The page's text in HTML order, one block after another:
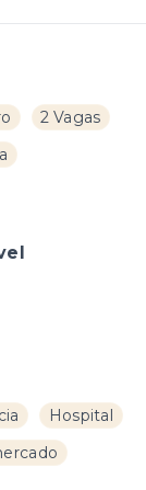
2 Vagas
Hospital